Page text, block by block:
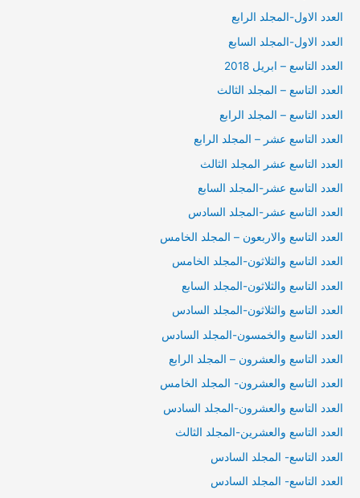
العدد الاول-المجلد الرابع
العدد الاول-المجلد السابع
العدد التاسع – ابريل 2018
العدد التاسع – المجلد الثالث
العدد التاسع – المجلد الرابع
العدد التاسع عشر – المجلد الرابع
العدد التاسع عشر المجلد الثالث
العدد التاسع عشر-المجلد السابع
العدد التاسع عشر-المجلد السادس
العدد التاسع والاربعون – المجلد الخامس
العدد التاسع والثلاثون-المجلد الخامس
العدد التاسع والثلاثون-المجلد السابع
العدد التاسع والثلاثون-المجلد السادس
العدد التاسع والخمسون-المجلد السادس
العدد التاسع والعشرون – المجلد الرابع
العدد التاسع والعشرون- المجلد الخامس
العدد التاسع والعشرون-المجلد السادس
العدد التاسع والعشرين-المجلد الثالث
العدد التاسع- المجلد السادس
العدد التاسع- المجلد السادس